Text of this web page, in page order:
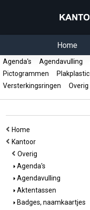
Home
Agenda's Agendavulling
Pictogrammen
Plakplastic
Versterkingsringen
Overig
Home
Kantoor
Overig
Agenda's
Agendavulling
Aktentassen
Badges, naamkaartjes